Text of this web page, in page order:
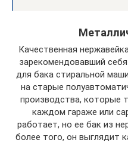
Качественная
зарекомендовавший
для бака стиральной
на старые
производства, которые
каждом гараже или
работает, но ее бак из
более того, он выглядит